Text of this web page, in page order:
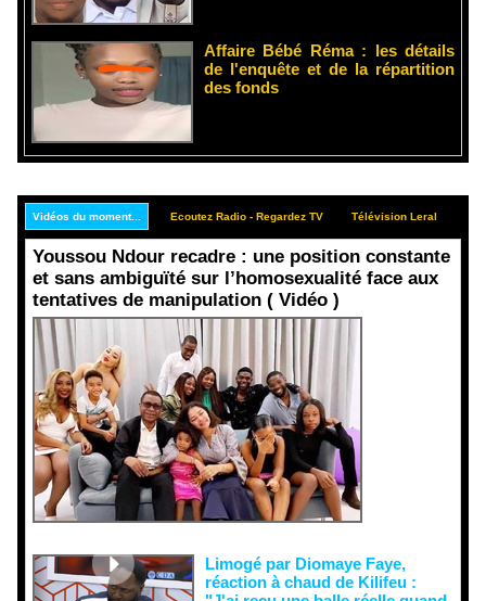
Affaire Bébé Réma : les détails
de l'enquête et de la répartition
des fonds
Vidéos du moment... Ecoutez Radio - Regardez TV Télévision Leral
Youssou Ndour recadre : une position constante
et sans ambiguïté sur l’homosexualité face aux
tentatives de manipulation ( Vidéo )
Limogé par Diomaye Faye,
réaction à chaud de Kilifeu :